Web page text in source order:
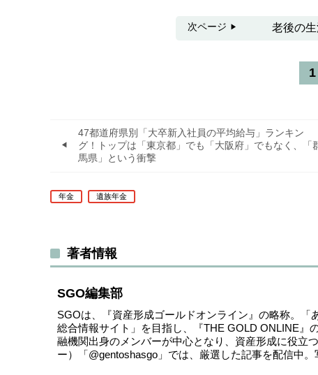
次ページ 老後の
1
47都道府県別「大卒新入社員の平均給与」ランキン
グ！トップは「東京都」でも「大阪府」でもなく、「
馬県」という衝撃
年金 遺族年金
著者情報
SGO編集部
SGOは、『資産形成ゴールドオンライン』の略称。「
総合情報サイト」を目指し、『THE GOLD ONLINE』
融機関出身のメンバーが中心となり、資産形成に役立
ー）
「@gentoshasgo」 では、厳選した記事を配信中。